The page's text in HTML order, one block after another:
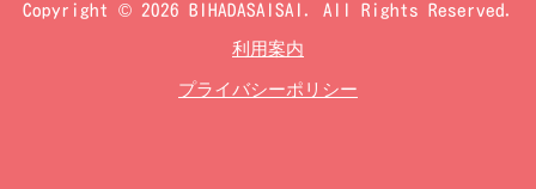
Copyright © 2026 BIHADASAISAI. All Rights Reserved.
利用案内
プライバシーポリシー